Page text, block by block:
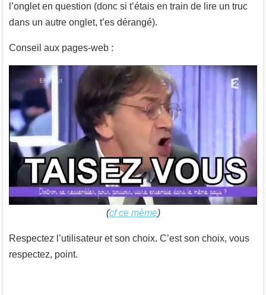
l’onglet en question (donc si t’étais en train de lire un truc
dans un autre onglet, t’es dérangé).
Conseil aux pages-web :
(cf ce mème)
Respectez l’utilisateur et son choix. C’est son choix, vous
respectez, point.